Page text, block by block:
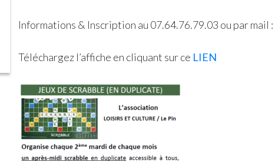
Informations & Inscription au 07.64.76.79.03 ou par mail :
Téléchargez l’affiche en cliquant sur ce LIEN